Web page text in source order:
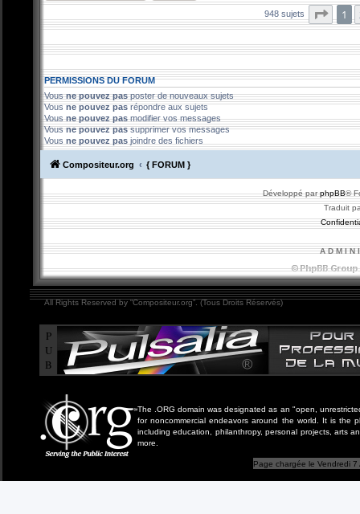
948 sujets Page
1
PERMISSIONS DU FORUM
Vousne pouvez pasposter de nouveaux sujets
Vousne pouvez pasrépondre aux sujets
Vousne pouvez pasmodifier vos messages
Vousne pouvez passupprimer vos messages
Vous ne pouvez pas joindre des fichiers
Compositeur.org { FORUM }
Développé parphpBB®
Traduit
A D M I N
All Rights Reserved by “Compositeur.org”. (Tous Droits Réservés)
P
U
B
The .ORG domain was designated as an "open,
for noncommercial endeavors around the world. It is the
including education, philanthropy, personal projects, arts
more.
Page chargée le Vendredi